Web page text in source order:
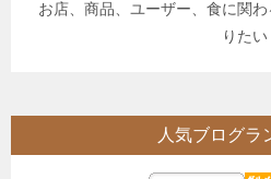
お店、商品、ユーザー、食に関
りたい
人気ブログラ